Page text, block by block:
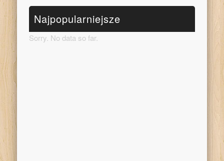
Najpopularniejsze
Sorry. No data so far.